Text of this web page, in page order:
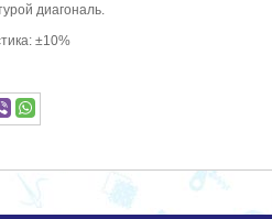
диагональ.
±10%